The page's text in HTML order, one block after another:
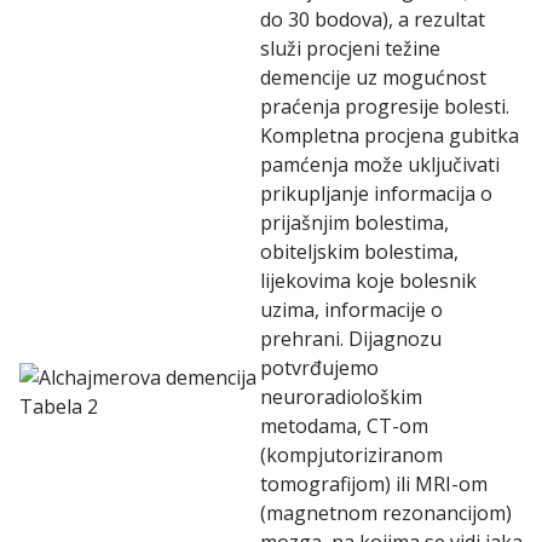
do 30 bodova), a rezultat
služi procjeni težine
demencije uz mogućnost
praćenja progresije bolesti.
Kompletna procjena gubitka
pamćenja može uključivati
prikupljanje informacija o
prijašnjim bolestima,
obiteljskim bolestima,
lijekovima koje bolesnik
uzima, informacije o
prehrani. Dijagnozu
potvrđujemo
neuroradiološkim
metodama, CT-om
(kompjutoriziranom
tomografijom) ili MRI-om
(magnetnom rezonancijom)